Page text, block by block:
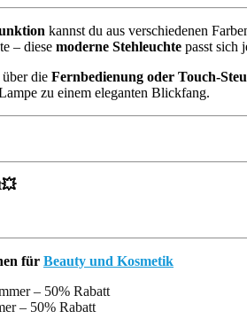
kannst du aus verschiedenen
– diese moderne Stehleuchte passt sich
die Fernbedienung oder Touch-
zu einem eleganten Blickfang.
für Beauty und Kosmetik
– 50% Rabatt